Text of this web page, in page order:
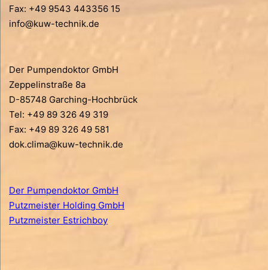
Fax: +49 9543 443356 15
info@kuw-technik.de
Der Pumpendoktor GmbH
Zeppelinstraße 8a
D-85748 Garching-Hochbrück
Tel: +49 89 326 49 319
Fax: +49 89 326 49 581
dok.clima@kuw-technik.de
Der Pumpendoktor GmbH
Putzmeister Holding GmbH
Putzmeister Estrichboy